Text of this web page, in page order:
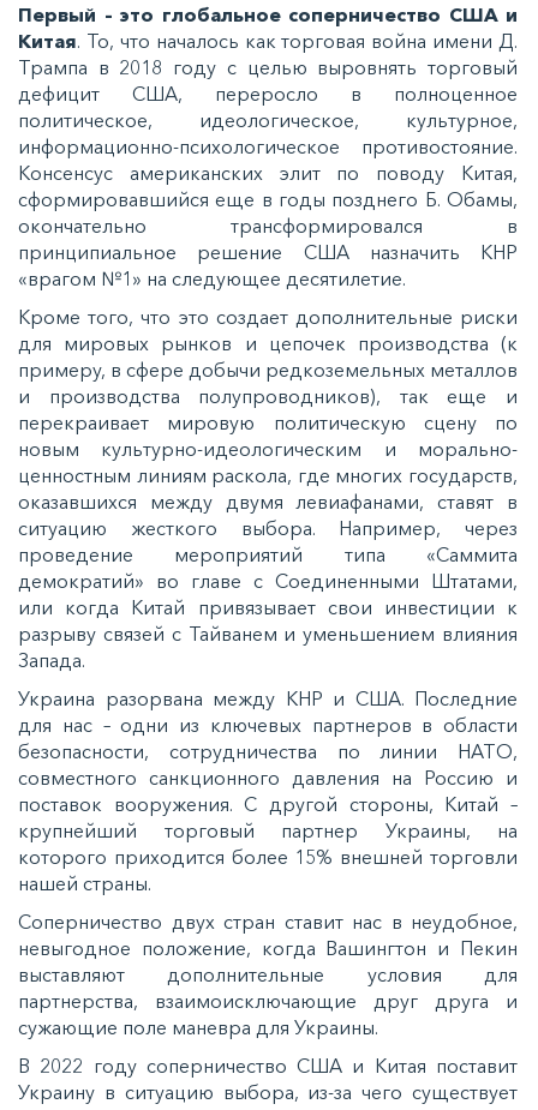
Первый – это глобальное соперничество США и
Китая. То, что началось как торговая война имени Д.
Трампа в 2018 году с целью выровнять торговый
дефицит США, переросло в полноценное
политическое, идеологическое, культурное,
информационно-психологическое противостояние.
Консенсус американских элит по поводу Китая,
сформировавшийся еще в годы позднего Б. Обамы,
окончательно трансформировался в
принципиальное решение США назначить КНР
«врагом №1» на следующее десятилетие.
Кроме того, что это создает дополнительные риски
для мировых рынков и цепочек производства (к
примеру, в сфере добычи редкоземельных металлов
и производства полупроводников), так еще и
перекраивает мировую политическую сцену по
новым культурно-идеологическим и морально-
ценностным линиям раскола, где многих государств,
оказавшихся между двумя левиафанами, ставят в
ситуацию жесткого выбора. Например, через
проведение мероприятий типа «Саммита
демократий» во главе с Соединенными Штатами,
или когда Китай привязывает свои инвестиции к
разрыву связей с Тайванем и уменьшением влияния
Запада.
Украина разорвана между КНР и США. Последние
для нас – одни из ключевых партнеров в области
безопасности, сотрудничества по линии НАТО,
совместного санкционного давления на Россию и
поставок вооружения. С другой стороны, Китай –
крупнейший торговый партнер Украины, на
которого приходится более 15% внешней торговли
нашей страны.
Соперничество двух стран ставит нас в неудобное,
невыгодное положение, когда Вашингтон и Пекин
выставляют дополнительные условия для
партнерства, взаимоисключающие друг друга и
сужающие поле маневра для Украины.
В 2022 году соперничество США и Китая поставит
Украину в ситуацию выбора, из-за чего существует